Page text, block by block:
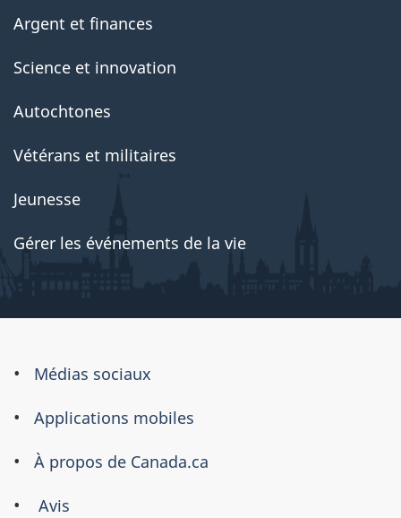
Argent et finances
Science et innovation
Autochtones
Vétérans et militaires
Jeunesse
Gérer les événements de la vie
À
propos
ce
site
Médias sociaux
Applications mobiles
À propos de Canada.ca
Avis